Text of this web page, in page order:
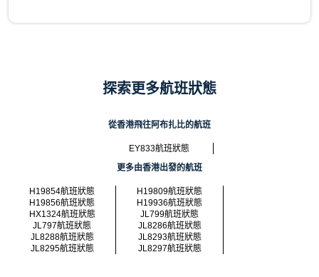
探索更多航班狀態
從香港飛往阿布扎比的航班
EY833航班狀態
更多由香港出發的航班
H19854航班狀態
H19809航班狀態
H19856航班狀態
H19936航班狀態
HX1324航班狀態
JL799航班狀態
JL797航班狀態
JL8286航班狀態
JL8288航班狀態
JL8293航班狀態
JL8295航班狀態
JL8297航班狀態